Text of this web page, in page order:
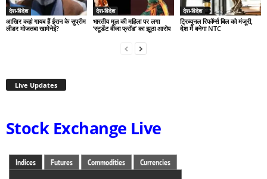
देश-विदेश
आखिर कहां गायब हैं ईरान के सुप्रीम
लीडर मोजतबा खामेनेई?
देश-विदेश
भारतीय मूल की महिला पर लगा
‘स्टूडेंट वीजा फ्रॉड’ का झूठा आरोप
देश-विदेश
ट्रिब्यूनल रिफॉर्म्स बिल को मंजूरी,
देश में बनेगा NTC
Live Updates
Stock Exchange Live